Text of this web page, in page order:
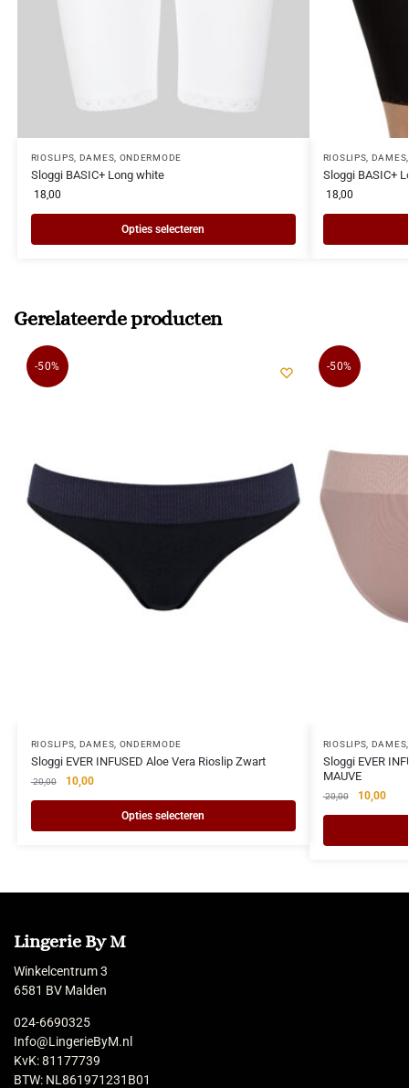
RIOSLIPS, DAMES, ONDERMODE
Sloggi BASIC+ Long white
18,00
Opties selecteren
RIOSLIPS, DAMES
Sloggi BASIC+
18,00
Gerelateerde producten
-50%
RIOSLIPS DAMES ONDERMODE
Sloggi EVER INFUSED Aloe Vera Rioslip Zwart
20,00 10,00
Opties selecteren
-50%
RIOSLIPS DAMES
Sloggi EVER
MAUVE
20,00 10,00
Lingerie By M
Winkelcentrum 3
6581 BV Malden
024-6690325
Info@LingerieByM.nl
KvK: 81177739
BTW: NL861971231B01